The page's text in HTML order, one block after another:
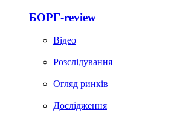
БОРГ-review
Вiдео
Розслідування
Огляд ринків
Дослідження